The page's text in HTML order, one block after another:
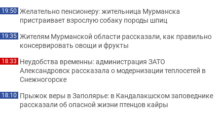
19:50 Желательно пенсионеру: жительница Мурманска
пристраивает взрослую собаку породы шпиц
19:35 Жителям Мурманской области рассказали, как правильно
консервировать овощи и фрукты
18:33 Неудобства временны: администрация ЗАТО
Александровск рассказала о модернизации теплосетей в
Снежногорске
18:10 Прыжок веры в Заполярье: в Кандалакшском заповеднике
рассказали об опасной жизни птенцов кайры